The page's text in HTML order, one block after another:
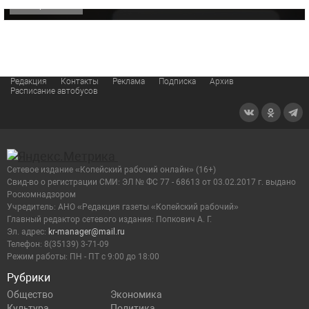
Редакция Контакты Реклама Подписка
Архив
Расписание автобусов
Рубрики
Общество
Экономика
Сетевое издание «Копейский рабочий онлайн» (16+)
Cвид-во о регистрации СМИ: ЭЛ № ФС 77 - 68613 от 03.02.2017 г. выдано
Роскомнадзором
Учредитель: АНО «Редакция газеты «Копейский рабочий»
Главный редактор сетевого издания: Попкович А. Г.
Эл. адрес: kr-manager@mail.ru
Телефон: 8(35139) 3-71-09
Режим работы: ПН - ПТ с 9:00 до 18:00